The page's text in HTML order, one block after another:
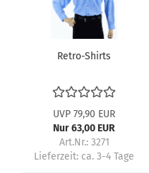
Retro-Shirts
UVP 79,90 EUR
Nur 63,00 EUR
Art.Nr.: 3271
Lieferzeit: ca. 3-4 Tage